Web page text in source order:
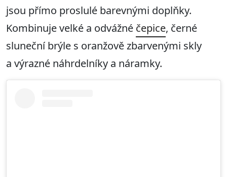
jsou přímo proslulé barevnými doplňky.
Kombinuje velké a odvážné čepice, černé
sluneční brýle s oranžově zbarvenými skly
a výrazné náhrdelníky a náramky.